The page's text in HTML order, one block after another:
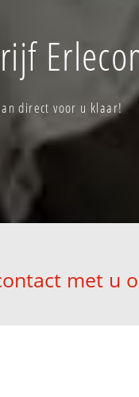
direct voor u klaar!
met u